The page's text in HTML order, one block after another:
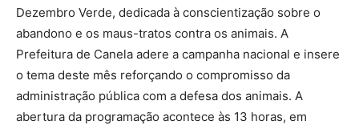
Dezembro Verde, dedicada à conscientização sobre o
abandono e os maus-tratos contra os animais. A
Prefeitura de Canela adere a campanha nacional e insere
o tema deste mês reforçando o compromisso da
administração pública com a defesa dos animais. A
abertura da programação acontece às 13 horas, em